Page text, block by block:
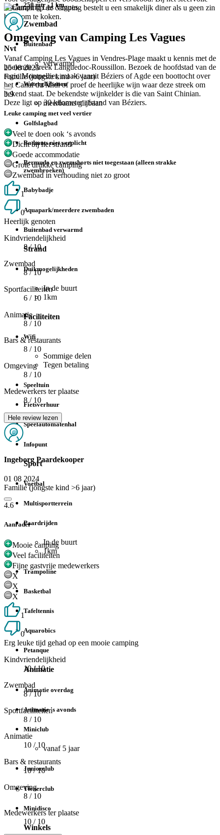
restaurant op de camping bestelt u een smakelijk diner als u geen zin
heeft om te koken.
Omgeving van Camping Les Vagues
Vanaf Camping Les Vagues in Vendres-Plage maakt u kennis met de
boeiende streek Languedoc-Roussillon. Bezoek de hoofdstad van de
regio Montpellier, maak vanuit Béziers of Agde een boottocht over
het Canal du Midi of proef de heerlijke wijn waar deze streek om
bekend staat. De bekendste wijnkelder is die van Saint Chinian.
Deze ligt op 30 kilometer afstand van Béziers.
250 mtr - 1 km
Zwembad
Buitenbad
verwarmd
Waterglijbanen
meerbaans glijbaan
Golfslagbad
Badmuts niet verplicht
Bermuda en zwemshorts niet toegestaan (alleen strakke
zwembroeken)
Babybadje
Aquapark/meerdere zwembaden
Buitenbad verwarmd
Strand
Duikmogelijkheden
In de buurt
1km
Faciliteiten
Wifi
Sommige delen
Tegen betaling
Speeltuin
Fietsverhuur
Speelautomatenhal
Infopunt
Sport
Voetbal
Multisportterrein
Paardrijden
In de buurt
1km
Trampoline
Basketbal
Tafeltennis
Aquarobics
Petanque
Animatie
Animatie overdag
Animatie 's avonds
Miniclub
vanaf 5 jaar
Juniorclub
Tienerclub
Minidisco
Winkels
Nvt
25 08 2025
Familie (jongste kind >6 jaar)
3.9
Leuke camping met veel vertier
Veel te doen ook ‘s avonds
Dicht bij het strand
Goede accommodatie
Grote drukke camping
Zwembad in verhouding niet zo groot
1
0
Heerlijk genoten
Kindvriendelijkheid
8/ 10
Zwembad
8/ 10
Sportfaciliteiten
6 / 10
Animatie
8 / 10
Bars & restaurants
8 / 10
Omgeving
8 / 10
Medewerkers ter plaatse
8 / 10
Hele review lezen
Ingeborg Paardekooper
01 08 2024
Familie (jongste kind >6 jaar)
4.6
Aanrader
Mooie canping
Veel faciliteiten
Fijne gastvrije medewerkers
X
X
X
1
0
Erg leuke tijd gehad op een mooie camping
Kindvriendelijkheid
10/ 10
Zwembad
8/ 10
Sportfaciliteiten
8 / 10
Animatie
10 / 10
Bars & restaurants
10/ 10
Omgeving
8 / 10
Medewerkers ter plaatse
10 / 10